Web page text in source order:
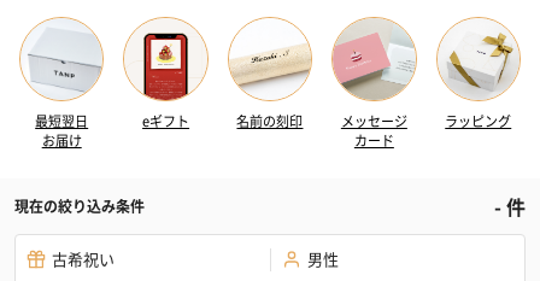
最短翌日
お届け
eギフト 名前の刻印
メッセージ
カード
ラッピング
現在の絞り込み条件 -件
古希祝い 男性